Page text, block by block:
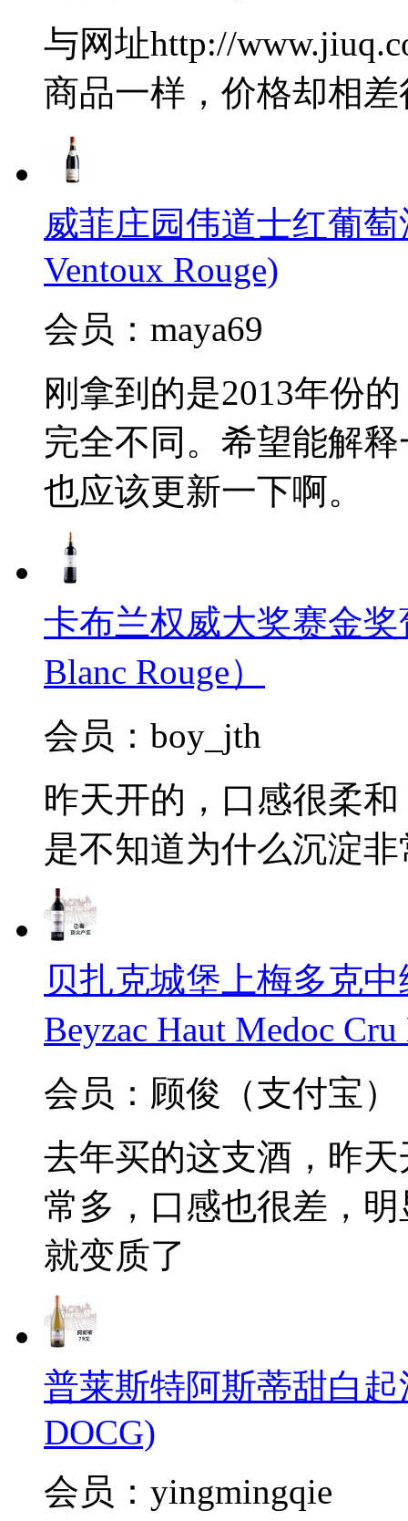
与网址http://
商品一样，价格却相
威菲庄园伟道士红葡萄
Ventoux Rouge)
会员：maya69
刚拿到的是2013年份
完全不同。希望能解
也应该更新一下啊。
卡布兰权威大奖赛金奖
Blanc Rouge）
会员：boy_jth
昨天开的，口感很柔
是不知道为什么沉淀非
贝扎克城堡上梅多克
Beyzac Haut Medoc
会员：顾俊（支付宝）
去年买的这支酒，昨
常多，口感也很差，
就变质了
普莱斯特阿斯蒂甜白起
DOCG)
会员：yingmingqie